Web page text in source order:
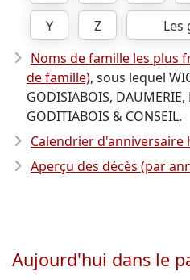
Y
Z
Les
Noms de famille les plus
de famille), sous lequel
GODISIABOIS, DAUMERIE,
GODITIABOIS & CONSEIL.
Calendrier d'anniversaire
Aperçu des décès (par
Aujourd'hui dans le